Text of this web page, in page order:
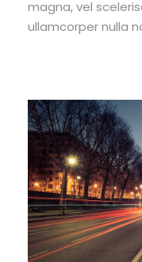
magna, vel
ullamcorper nulla